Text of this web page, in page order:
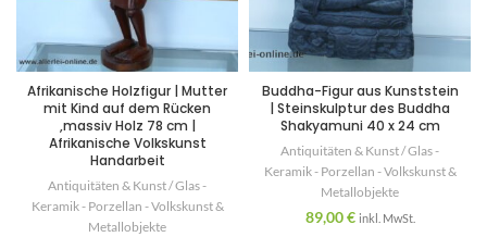
Afrikanische Holzfigur | Mutter
mit Kind auf dem Rücken
,massiv Holz 78 cm |
Afrikanische Volkskunst
Handarbeit
Antiquitäten & Kunst / Glas -
Keramik - Porzellan - Volkskunst &
Metallobjekte
Buddha-Figur aus Kunststein
| Steinskulptur des Buddha
Shakyamuni 40 x 24 cm
Antiquitäten & Kunst / Glas -
Keramik - Porzellan - Volkskunst &
Metallobjekte
89,00€ inkl. MwSt.